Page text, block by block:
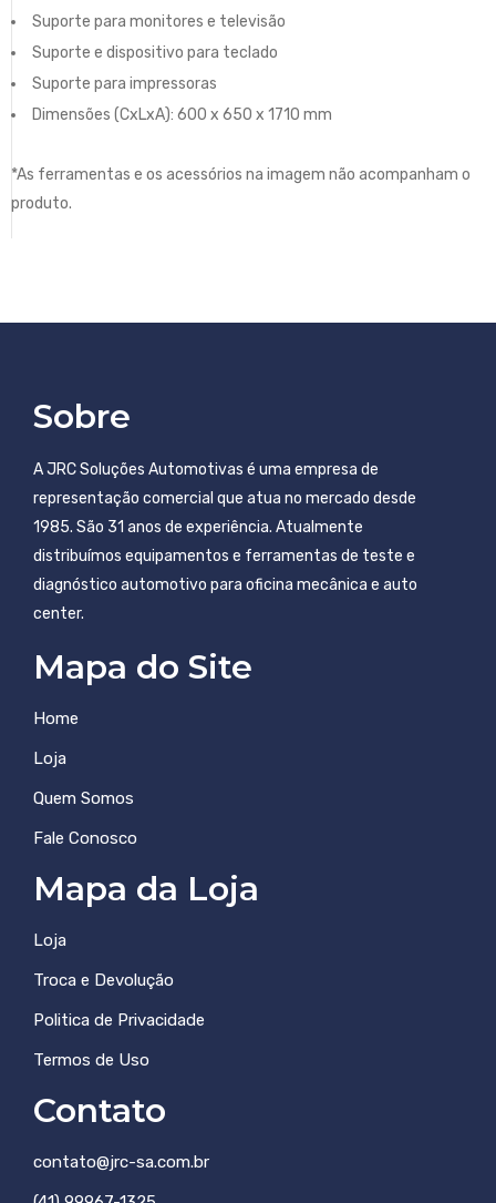
Suporte para monitores e televisão
Suporte e dispositivo para teclado
Suporte para impressoras
Dimensões (CxLxA): 600 x 650 x 1710 mm
*As ferramentas e os acessórios na imagem não acompanham o
produto.
Sobre
A JRC Soluções Automotivas é uma empresa de
representação comercial que atua no mercado desde
1985. São 31 anos de experiência. Atualmente
distribuímos equipamentos e ferramentas de teste e
diagnóstico automotivo para oficina mecânica e auto
center.
Mapa do Site
Home
Loja
Quem Somos
Fale Conosco
Mapa da Loja
Loja
Troca e Devolução
Politica de Privacidade
Termos de Uso
Contato
contato@jrc-sa.com.br